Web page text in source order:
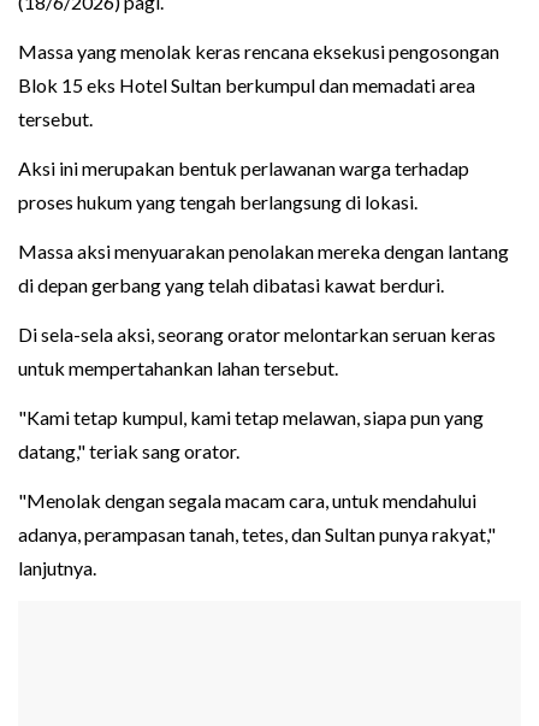
Massa yang menolak keras rencana eksekusi pengosongan
Blok 15 eks Hotel Sultan berkumpul dan memadati area
tersebut.
Aksi ini merupakan bentuk perlawanan warga terhadap
proses hukum yang tengah berlangsung di lokasi.
Massa aksi menyuarakan penolakan mereka dengan lantang
di depan gerbang yang telah dibatasi kawat berduri.
Di sela-sela aksi, seorang orator melontarkan seruan keras
untuk mempertahankan lahan tersebut.
"Kami tetap kumpul, kami tetap melawan, siapa pun yang
datang," teriak sang orator.
"Menolak dengan segala macam cara, untuk mendahului
adanya, perampasan tanah, tetes, dan Sultan punya rakyat,"
lanjutnya.